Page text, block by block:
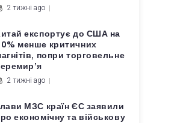
2 тижні ago
експортує до США на
менше критичних
попри торговельне
2 тижні ago
МЗС країн ЄС заявили
економічну та військову